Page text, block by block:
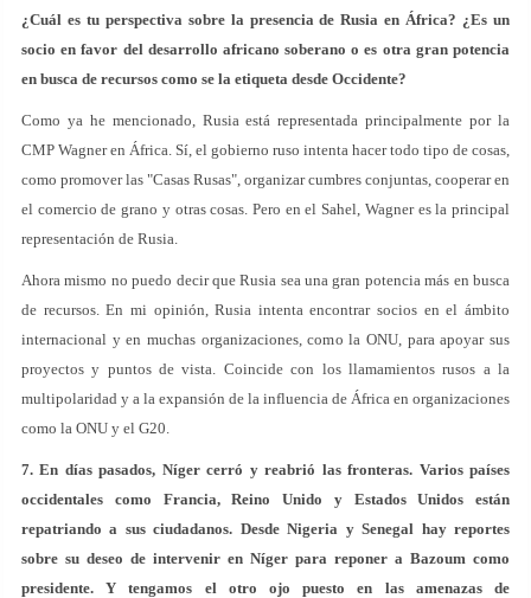
¿Cuál es tu perspectiva sobre la presencia de Rusia en África? ¿Es un
socio en favor del desarrollo africano soberano o es otra gran potencia
en busca de recursos como se la etiqueta desde Occidente?
Como ya he mencionado, Rusia está representada principalmente por la
CMP Wagner en África. Sí, el gobierno ruso intenta hacer todo tipo de cosas,
como promover las "Casas Rusas", organizar cumbres conjuntas, cooperar en
el comercio de grano y otras cosas. Pero en el Sahel, Wagner es la principal
representación de Rusia.
Ahora mismo no puedo decir que Rusia sea una gran potencia más en busca
de recursos. En mi opinión, Rusia intenta encontrar socios en el ámbito
internacional y en muchas organizaciones, como la ONU, para apoyar sus
proyectos y puntos de vista. Coincide con los llamamientos rusos a la
multipolaridad y a la expansión de la influencia de África en organizaciones
como la ONU y el G20.
7. En días pasados, Níger cerró y reabrió las fronteras. Varios países
occidentales como Francia, Reino Unido y Estados Unidos están
repatriando a sus ciudadanos. Desde Nigeria y Senegal hay reportes
sobre su deseo de intervenir en Níger para reponer a Bazoum como
presidente. Y tengamos el otro ojo puesto en las amenazas de